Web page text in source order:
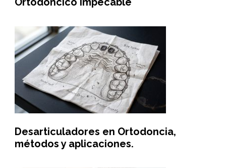
Desarticuladores en Ortodoncia,
métodos y aplicaciones.